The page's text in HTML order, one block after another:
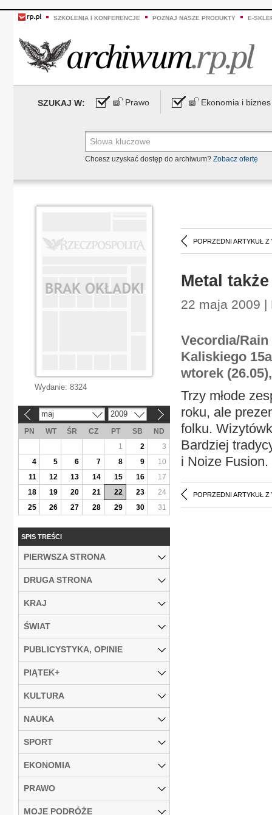
SZKOLENIA I KONFERENCJE POZNAJ NASZE PRODUKTY E-
SZUKAJ W: Prawo Ekonomia i biznes
Chcesz uzyskać dostęp do archiwum? Zobacz ofertę
POPRZEDNI ARTYKUŁ Z
Metal
22 maja 2009
Vecordia/
Kaliskiego
wtorek
Trzy młode
roku, ale
folku.
Bardziej
i Noize Fusion.
POPRZEDNI ARTYKUŁ Z
Wydanie: 8324
maj 2009
PN WT ŚR CZ PT SB
ND
1
2
3
4
5 6 7 8 9
10
11
12 13 14 15 16
17
18
19 20 21 22 23
24
25
26 27 28 29 30 31
SPIS TREŚCI
PIERWSZA STRONA
DRUGA STRONA
KRAJ
ŚWIAT
PUBLICYSTYKA, OPINIE
PIĄTEK+
KULTURA
NAUKA
SPORT
EKONOMIA
PRAWO
MOJE PODRÓŻE